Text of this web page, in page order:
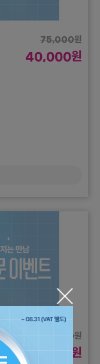
75,000원
40,000원
260,000원
135,000 원